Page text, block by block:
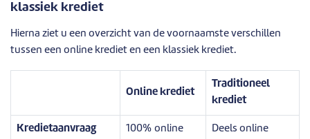
klassiek krediet
Hierna ziet u een overzicht van de voornaamste verschillen
tussen een online krediet en een klassiek krediet.
Online krediet
Traditioneel
krediet
Kredietaanvraag 100% online Deels online